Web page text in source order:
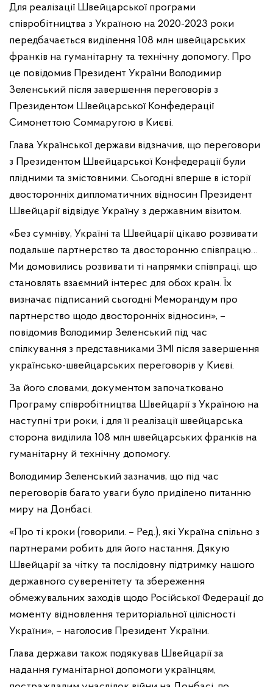
Для реалізації Швейцарської програми
співробітництва з Україною на 2020-2023 роки
передбачається виділення 108 млн швейцарських
франків на гуманітарну та технічну допомогу. Про
це повідомив Президент України Володимир
Зеленський після завершення переговорів з
Президентом Швейцарської Конфедерації
Симонеттою Соммаругою в Києві.
Глава Української держави відзначив, що переговори
з Президентом Швейцарської Конфедерації були
плідними та змістовними. Сьогодні вперше в історії
двосторонніх дипломатичних відносин Президент
Швейцарії відвідує Україну з державним візитом.
«Без сумніву, Україні та Швейцарії цікаво розвивати
подальше партнерство та двосторонню співпрацю…
Ми домовились розвивати ті напрямки співпраці, що
становлять взаємний інтерес для обох країн. Їх
визначає підписаний сьогодні Меморандум про
партнерство щодо двосторонніх відносин», –
повідомив Володимир Зеленський під час
спілкування з представниками ЗМІ після завершення
українсько-швейцарських переговорів у Києві.
За його словами, документом започатковано
Програму співробітництва Швейцарії з Україною на
наступні три роки, і для її реалізації швейцарська
сторона виділила 108 млн швейцарських франків на
гуманітарну й технічну допомогу.
Володимир Зеленський зазначив, що під час
переговорів багато уваги було приділено питанню
миру на Донбасі.
«Про ті кроки (говорили. – Ред.), які Україна спільно з
партнерами робить для його настання. Дякую
Швейцарії за чітку та послідовну підтримку нашого
державного суверенітету та збереження
обмежувальних заходів щодо Російської Федерації до
моменту відновлення територіальної цілісності
України», – наголосив Президент України.
Глава держави також подякував Швейцарії за
надання гуманітарної допомоги українцям,